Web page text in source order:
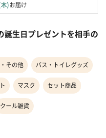
)お届け
生日プレゼントを相手の
その他 バス・トイレグッズ
マスク セット商品
クール雑貨